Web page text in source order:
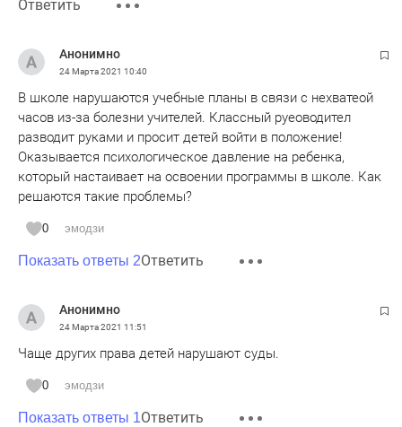
Ответить
Анонимно
24 Марта 2021 10:40
В школе нарушаются учебные планы в связи с нехватеой
часов из-за болезни учителей. Классный руеоводител
разводит руками и просит детей войти в положение!
Оказывается психологическое давление на ребенка,
который настаивает на освоении программы в школе. Как
решаются такие проблемы?
0 эмодзи
Показать ответы 2Ответить
Анонимно
24 Марта 2021 11:51
Чаще других права детей нарушают суды.
0 эмодзи
Показать ответы 1Ответить